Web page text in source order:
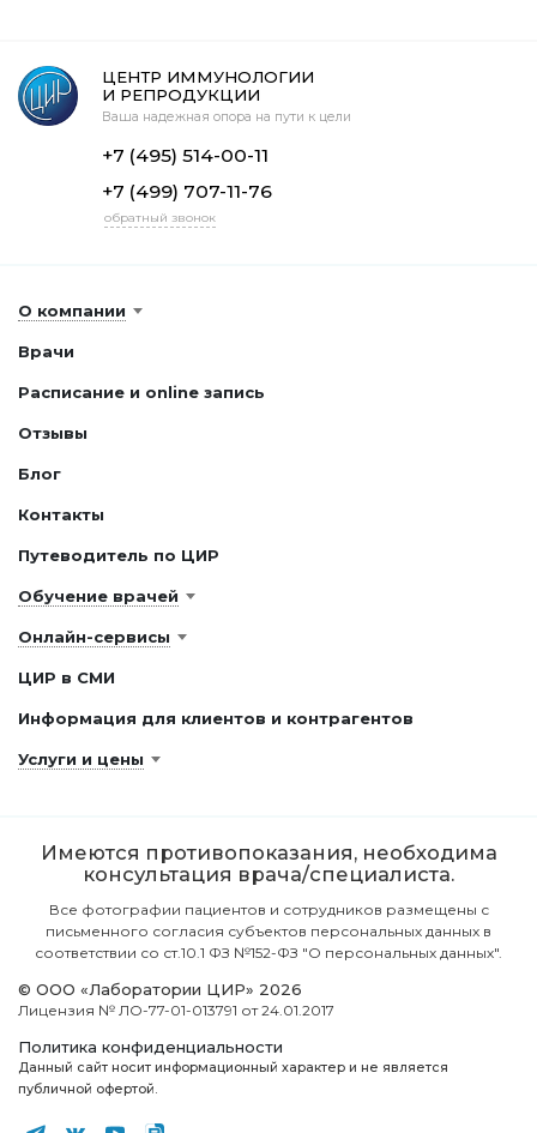
ЦЕНТР ИММУНОЛОГИИ
И РЕПРОДУКЦИИ
Ваша надежная опора на пути к цели
+7 (495) 514-00-11
+7 (499) 707-11-76
обратный звонок
О компании
Врачи
Расписание и online запись
Отзывы
Блог
Контакты
Путеводитель по ЦИР
Обучение врачей
Онлайн-сервисы
ЦИР в СМИ
Информация для клиентов и контрагентов
Услуги и цены
Имеются противопоказания, необходима
консультация врача/специалиста.
Все фотографии пациентов и сотрудников размещены с
письменного согласия субъектов персональных данных в
соответствии со ст.10.1 ФЗ №152-ФЗ "О персональных данных".
© ООО «Лаборатории ЦИР» 2026
Лицензия № ЛО-77-01-013791 от 24.01.2017
Политика конфиденциальности
Данный сайт носит информационный характер и не является
публичной офертой.